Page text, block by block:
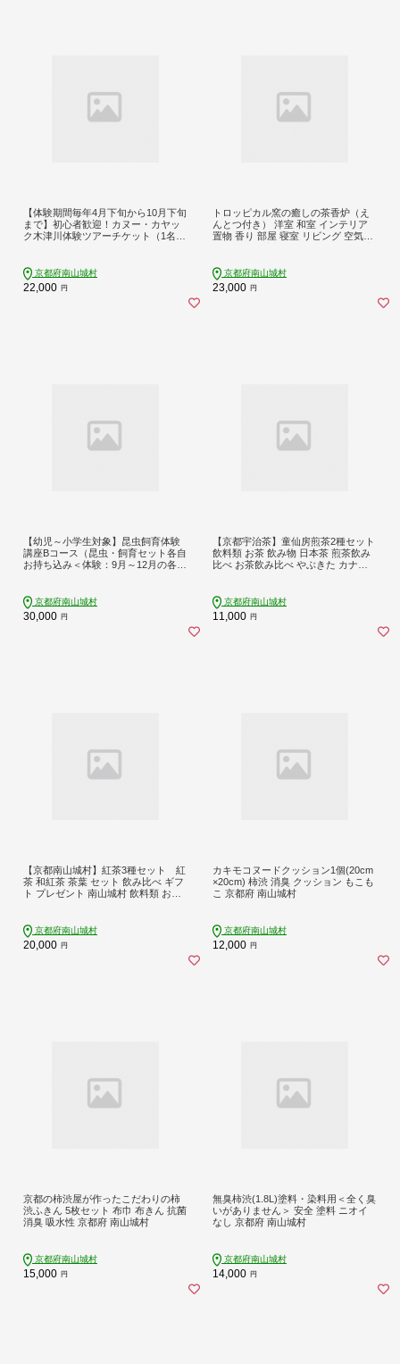
【体験期間毎年4月下旬から10月下旬
まで】初心者歓迎！カヌー・カヤッ
ク木津川体験ツアーチケット（1名様
京都府南山城村
22,000 円
トロッピカル窯の癒しの茶香炉（え
んとつ付き） 洋室 和室 インテリア
置物 香り 部屋 寝室 リビング 空気清
京都府南山城村
23,000 円
【幼児～小学生対象】昆虫飼育体験
講座Bコース（昆虫・飼育セット各自
お持ち込み＜体験：9月～12月の各日
京都府南山城村
30,000 円
【京都宇治茶】童仙房煎茶2種セット
飲料類 お茶 飲み物 日本茶 煎茶飲み
比べ お茶飲み比べ やぶきた カナヤ
京都府南山城村
11,000 円
【京都南山城村】紅茶3種セット 紅
茶 和紅茶 茶葉 セット 飲み比べ ギフ
ト プレゼント 南山城村 飲料類 お茶
京都府南山城村
20,000 円
カキモコヌードクッション1個(20cm
×20cm) 柿渋 消臭 クッション もこも
こ 京都府 南山城村
京都府南山城村
12,000 円
京都の柿渋屋が作ったこだわりの柿
渋ふきん 5枚セット 布巾 布きん 抗菌
消臭 吸水性 京都府 南山城村
京都府南山城村
15,000 円
無臭柿渋(1.8L)塗料・染料用＜全く臭
いがありません＞ 安全 塗料 ニオイ
なし 京都府 南山城村
京都府南山城村
14,000 円